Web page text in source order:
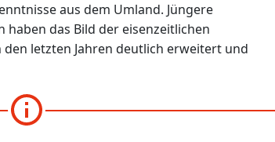
aus dem Umland. Jüngere
das Bild der eisenzeitlichen
letzten Jahren deutlich erweitert und